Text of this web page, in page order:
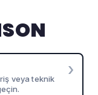
veya teknik
›